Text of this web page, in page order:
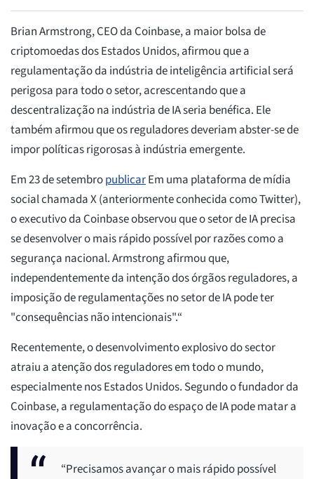
Brian Armstrong, CEO da Coinbase, a maior bolsa de
criptomoedas dos Estados Unidos, afirmou que a
regulamentação da indústria de inteligência artificial será
perigosa para todo o setor, acrescentando que a
descentralização na indústria de IA seria benéfica. Ele
também afirmou que os reguladores deveriam abster-se de
impor políticas rigorosas à indústria emergente.
Em 23 de setembropublicarEm uma plataforma de mídia
social chamada X (anteriormente conhecida como Twitter),
o executivo da Coinbase observou que o setor de IA precisa
se desenvolver o mais rápido possível por razões como a
segurança nacional. Armstrong afirmou que,
independentemente da intenção dos órgãos reguladores, a
imposição de regulamentações no setor de IA pode ter
"consequências não intencionais".“
Recentemente, o desenvolvimento explosivo do sector
atraiu a atenção dos reguladores em todo o mundo,
especialmente nos Estados Unidos. Segundo o fundador da
Coinbase, a regulamentação do espaço de IA pode matar a
inovação e a concorrência.
“Precisamos avançar o mais rápido possível